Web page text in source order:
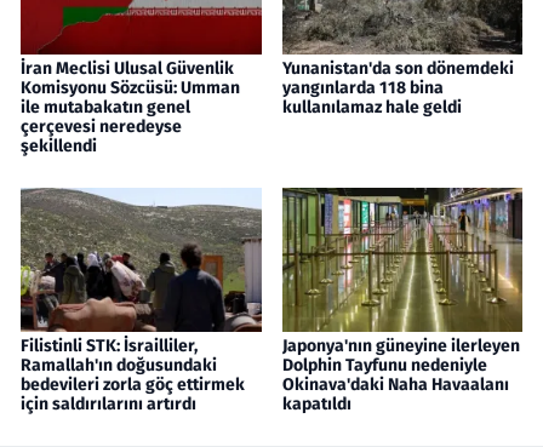
İran Meclisi Ulusal Güvenlik
Komisyonu Sözcüsü: Umman
ile mutabakatın genel
çerçevesi neredeyse
şekillendi
Yunanistan'da son dönemdeki
yangınlarda 118 bina
kullanılamaz hale geldi
Filistinli STK: İsrailliler,
Ramallah'ın doğusundaki
bedevileri zorla göç ettirmek
için saldırılarını artırdı
Japonya'nın güneyine ilerleyen
Dolphin Tayfunu nedeniyle
Okinava'daki Naha Havaalanı
kapatıldı